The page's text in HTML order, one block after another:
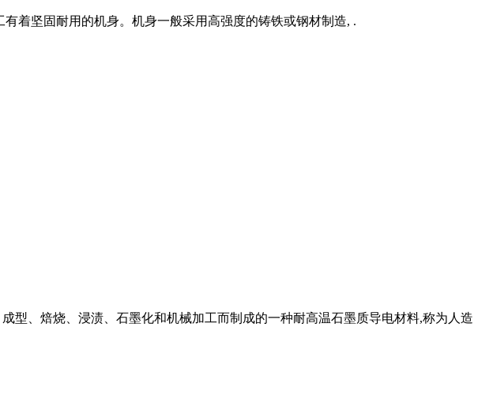
着坚固耐用的机身。机身一般采用高强度的铸铁或钢材制造, .
型、焙烧、浸渍、石墨化和机械加工而制成的一种耐高温石墨质导电材料,称为人造